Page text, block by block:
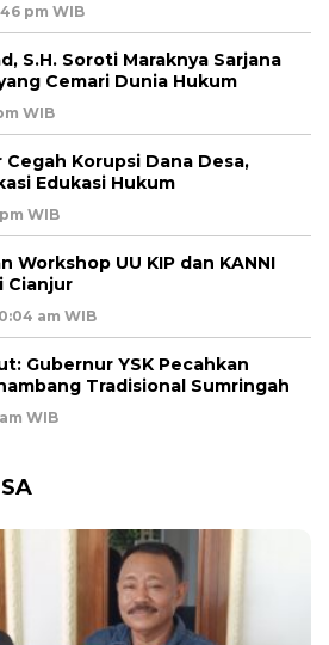
pm WIB
S.H. Soroti Maraknya Sarjana
Cemari Dunia Hukum
WIB
Cegah Korupsi Dana Desa,
Edukasi Hukum
WIB
Workshop UU KIP dan KANNI
Cianjur
am WIB
Gubernur YSK Pecahkan
Tradisional Sumringah
WIB